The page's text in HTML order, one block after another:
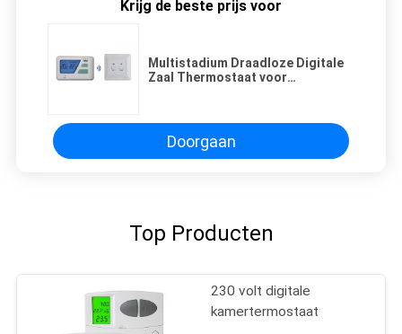
Krijg de beste prijs voor
Multistadium Draadloze Digitale
Zaal Thermostaat voor
Doorgaan
Top Producten
230 volt digitale
kamertermostaat